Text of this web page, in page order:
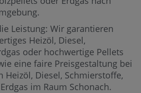
Leistung: Wir garantieren
Heizöl, Diesel,
oder hochwertige Pellets
eine faire Preisgestaltung bei
Heizöl, Diesel, Schmierstoffe,
im Raum Schonach.